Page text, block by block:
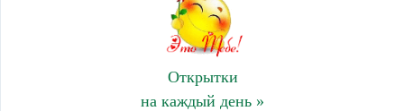
Открытки
на каждый день »